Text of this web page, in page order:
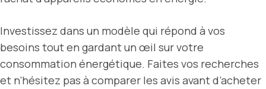
Investissez dans un modèle qui répond à vos
besoins tout en gardant un œil sur votre
consommation énergétique. Faites vos recherches
et n’hésitez pas à comparer les avis avant d’acheter